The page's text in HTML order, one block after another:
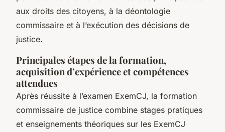
aux droits des citoyens, à la déontologie
commissaire et à l’exécution des décisions de
justice.
Principales étapes de la formation,
acquisition d’expérience et compétences
attendues
Après réussite à l’examen ExemCJ, la formation
commissaire de justice combine stages pratiques
et enseignements théoriques sur les ExemCJ